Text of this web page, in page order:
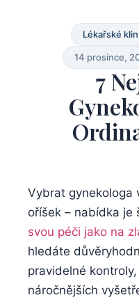
Lékařské
14 prosince,
7
Vybrat gynekologa
oříšek – ⁤nabídka je
svou péči jako ​na
hledáte
pravidelné
náročnějších